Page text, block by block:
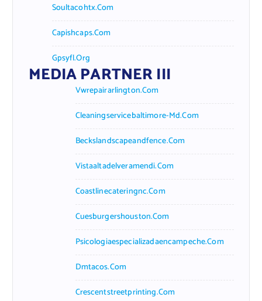
Soultacohtx.com
Capishcaps.com
Gpsyfl.org
MEDIA PARTNER III
Vwrepairarlington.com
Cleaningservicebaltimore-Md.com
Beckslandscapeandfence.com
Vistaaltadelveramendi.com
Coastlinecateringnc.com
Cuesburgershouston.com
Psicologiaespecializadaencampeche.com
Dmtacos.com
Crescentstreetprinting.com